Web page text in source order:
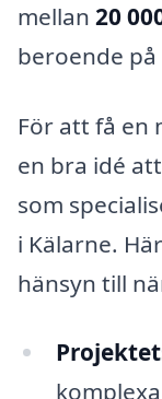
mellan 20
beroende
För att få en
en bra idé
som
i Kälarne.
hänsyn till